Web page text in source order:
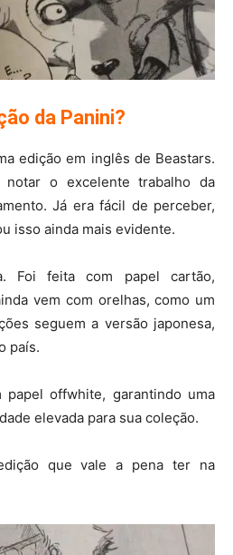
da Panini?
edição em inglês de Beastars.
o excelente trabalho da
Já era fácil de perceber,
isso ainda mais evidente.
Foi feita com papel cartão,
vem com orelhas, como um
seguem a versão japonesa,
país.
offwhite, garantindo uma
elevada para sua coleção.
que vale a pena ter na